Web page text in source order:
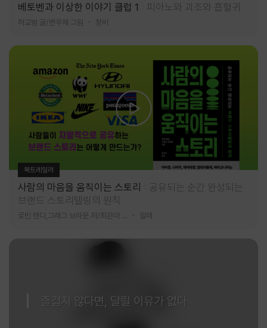
베토벤과 이상한 이야기 클럽 1 피아노와 괴조와 흡혈귀
허교범 글/변우재 그림 창비
북트레일러
사람의 마음을 움직이는 스토리
공유되는 순간 완성되는
브랜드 스토리텔링의 원칙
알레
즐겁지 않다면, 달릴 이유가 없다